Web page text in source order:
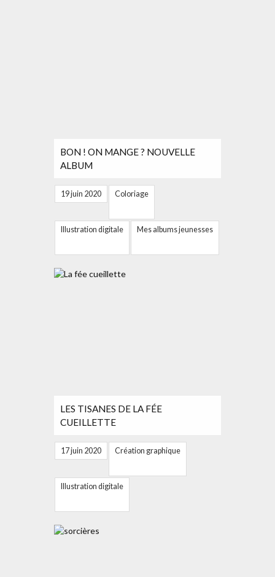
BON ! ON MANGE ? NOUVELLE
ALBUM
19 juin 2020 Coloriage
Illustration digitale Mes albums jeunesses
LES TISANES DE LA FÉE
CUEILLETTE
17 juin 2020 Création graphique
Illustration digitale